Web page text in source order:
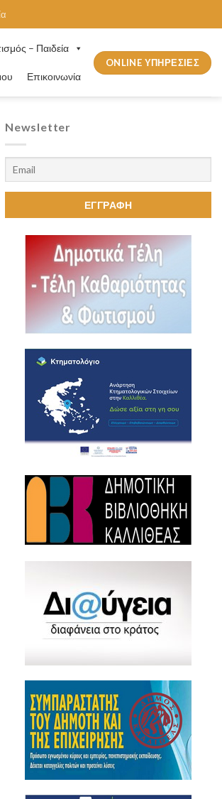
– Παιδεία
Επικοινωνία
ONLINE ΥΠΗΡΕΣΙΕΣ
Newsletter